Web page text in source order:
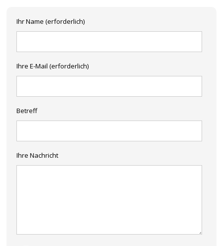
Ihr Name (erforderlich)
Ihre E-Mail (erforderlich)
Betreff
Ihre Nachricht